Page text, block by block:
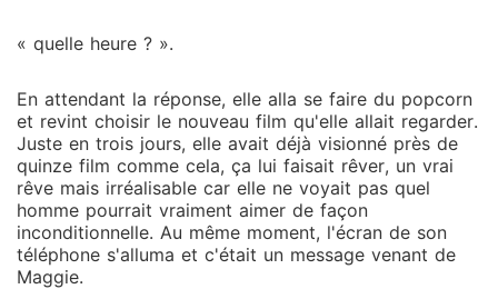
« quelle heure ? ».
En attendant la réponse, elle alla se faire du popcorn
et revint choisir le nouveau film qu'elle allait regarder.
Juste en trois jours, elle avait déjà visionné près de
quinze film comme cela, ça lui faisait rêver, un vrai
rêve mais irréalisable car elle ne voyait pas quel
homme pourrait vraiment aimer de façon
inconditionnelle. Au même moment, l'écran de son
téléphone s'alluma et c'était un message venant de
Maggie.